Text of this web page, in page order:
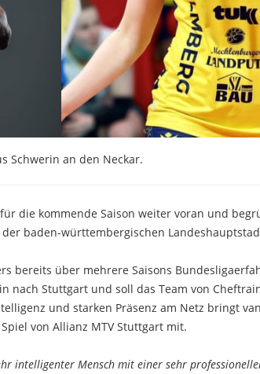
Schwerin an den Neckar.
die kommende Saison weiter voran und
baden-württembergischen
bereits über mehrere Saisons
nach Stuttgart und soll das Team von
und starken Präsenz am Netz bringt
von Allianz MTV Stuttgart mit.
intelligenter Mensch mit einer sehr